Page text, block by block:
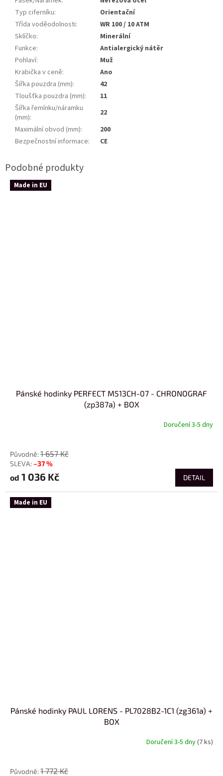
Typ ciferníku:
Orientační
Třída voděodolnosti:
WR 100 / 10 ATM
Sklíčko:
Minerální
Funkce:
Antialergický nátěr
Pohlaví:
Muž
Krabička v ceně:
Ano
Šířka pouzdra (mm):
42
Tloušťka pouzdra (mm):
11
Šířka řemínku/náramku
(mm):
22
Maximální obvod (mm):
200
Bezpečnostní informace: CE
Made in EU
Pánské hodinky PERFECT M513CH-07 - CHRONOGRAF
(zp387a) + BOX
Doručení 3-5 dny
1 657 Kč
–37 %
od 1 036 Kč DETAIL
Made in EU
Pánské hodinky PAUL LORENS - PL7028B2-1C1 (zg361a) +
BOX
Doručení 3-5 dny(7 ks)
1 772 Kč